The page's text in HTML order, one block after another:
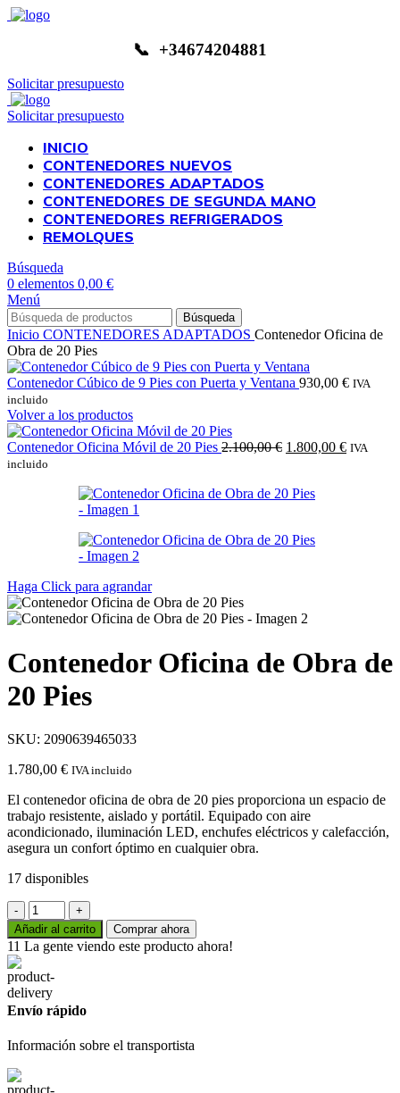
📞 +34674204881
Solicitar presupuesto
Solicitar presupuesto
INICIO
CONTENEDORES NUEVOS
CONTENEDORES ADAPTADOS
CONTENEDORES DE SEGUNDA MANO
CONTENEDORES REFRIGERADOS
REMOLQUES
Búsqueda
0 elementos 0,00 €
Menú
Búsqueda
Inicio CONTENEDORES ADAPTADOS Contenedor Oficina de
Obra de 20 Pies
Contenedor Cúbico de 9 Pies con Puerta y Ventana 930,00 € IVA
incluido
Volver a los productos
Contenedor Oficina Móvil de 20 Pies 2.100,00€ El
era:
1.800,00 €ElIVA
incluido
Haga Click para agrandar
Contenedor Oficina de Obra de
20 Pies
SKU: 2090639465033
1.780,00 € IVA incluido
El contenedor oficina de obra de 20 pies proporciona un espacio de
trabajo resistente, aislado y portátil. Equipado con aire
acondicionado, iluminación LED, enchufes eléctricos y calefacción,
asegura un confort óptimo en cualquier obra.
17 disponibles
Contenedor
Oficina
de
Obra
de
20
Pies
cantidad
Añadir al carrito Comprar ahora
11 La gente viendo este producto ahora!
Envío rápido
Información sobre el transportista